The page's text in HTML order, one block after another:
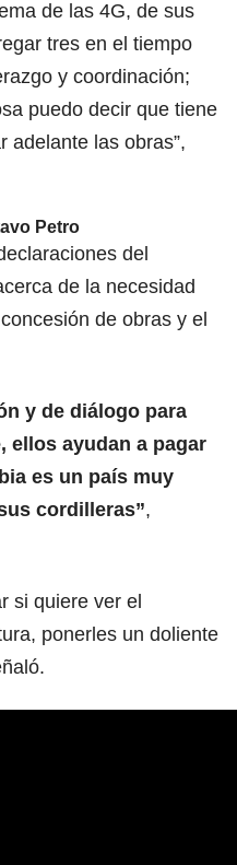
de las 4G, de sus
tres en el tiempo
y coordinación;
puedo decir que tiene
adelante las obras”,
Petro
del
de la necesidad
de obras y el
y de diálogo para
ellos ayudan a pagar
es un país muy
cordilleras”,
si quiere ver el
ponerles un doliente